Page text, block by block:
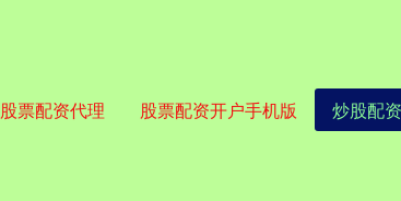
股票配资代理 股票配资开户手机版 炒股配